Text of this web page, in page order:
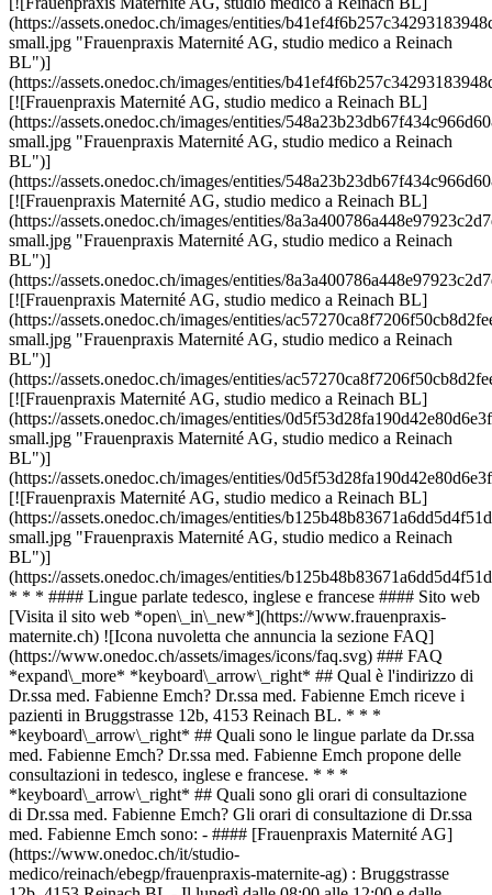
(https://assets.onedoc.ch/images/entities/
small.jpg "Frauenpraxis Maternité AG, studio medico a Reinach
BL")]
(https://assets.onedoc.ch/images/entities/
[![Frauenpraxis Maternité AG, studio medico a Reinach BL]
(https://assets.onedoc.ch/images/entities/
small.jpg "Frauenpraxis Maternité AG, studio medico a Reinach
BL")]
(https://assets.onedoc.ch/images/entities/
[![Frauenpraxis Maternité AG, studio medico a Reinach BL]
(https://assets.onedoc.ch/images/entities/
small.jpg "Frauenpraxis Maternité AG, studio medico a Reinach
BL")]
(https://assets.onedoc.ch/images/entities/
[![Frauenpraxis Maternité AG, studio medico a Reinach BL]
(https://assets.onedoc.ch/images/entities/
small.jpg "Frauenpraxis Maternité AG, studio medico a Reinach
BL")]
(https://assets.onedoc.ch/images/entities/
[![Frauenpraxis Maternité AG, studio medico a Reinach BL]
(https://assets.onedoc.ch/images/entities/
small.jpg "Frauenpraxis Maternité AG, studio medico a Reinach
BL")]
(https://assets.onedoc.ch/images/entities/
[![Frauenpraxis Maternité AG, studio medico a Reinach BL]
(https://assets.onedoc.ch/images/entities/
small.jpg "Frauenpraxis Maternité AG, studio medico a Reinach
BL")]
(https://assets.onedoc.ch/images/entities/
* * * #### Lingue parlate tedesco, inglese e francese #### Sito web
[Visita il sito web *open\_in\_new*](https://www.frauenpraxis-
maternite.ch) ![Icona nuvoletta che annuncia la sezione FAQ]
(https://www.onedoc.ch/assets/images/icons/faq.svg) ### FAQ
*expand\_more* *keyboard\_arrow\_right* ## Qual è l'indirizzo di
Dr.ssa med. Fabienne Emch? Dr.ssa med. Fabienne Emch riceve i
pazienti in Bruggstrasse 12b, 4153 Reinach BL. * * *
*keyboard\_arrow\_right* ## Quali sono le lingue parlate da Dr.ssa
med. Fabienne Emch? Dr.ssa med. Fabienne Emch propone delle
consultazioni in tedesco, inglese e francese. * * *
*keyboard\_arrow\_right* ## Quali sono gli orari di consultazione
di Dr.ssa med. Fabienne Emch? Gli orari di consultazione di Dr.ssa
med. Fabienne Emch sono: - #### [Frauenpraxis Maternité AG]
(https://www.onedoc.ch/it/studio-
medico/reinach/ebegp/frauenpraxis-maternite-ag) : Bruggstrasse